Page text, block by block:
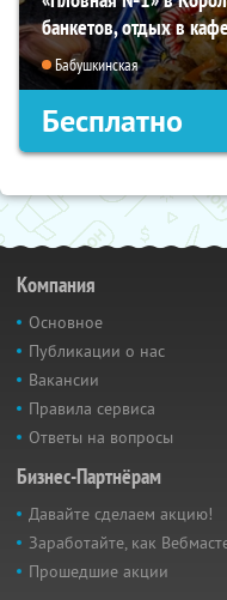
банкетов, отдых в
Бабушкинская
Бесплатно
Компания
Основное
Публикации о нас
Вакансии
Правила сервиса
Ответы на вопросы
Бизнес-Партнёрам
Давайте сделаем акцию!
Заработайте, как
Прошедшие акции